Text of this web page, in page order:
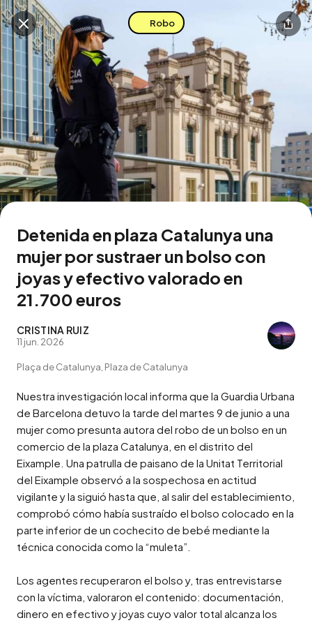
Descarga la app
Buscar en esta zona
Robo
Detenida en plaza Catalunya una
mujer por sustraer un bolso con
joyas y efectivo valorado en
21.700 euros
CRISTINA RUIZ
11 jun. 2026
Plaça de Catalunya, Plaza de Catalunya
Nuestra investigación local informa que la Guardia Urbana
de Barcelona detuvo la tarde del martes 9 de junio a una
mujer como presunta autora del robo de un bolso en un
comercio de la plaza Catalunya, en el distrito del
Eixample. Una patrulla de paisano de la Unitat Territorial
del Eixample observó a la sospechosa en actitud
vigilante y la siguió hasta que, al salir del establecimiento,
comprobó cómo había sustraído el bolso colocado en la
parte inferior de un cochecito de bebé mediante la
técnica conocida como la “muleta”.
Los agentes recuperaron el bolso y, tras entrevistarse
con la víctima, valoraron el contenido: documentación,
dinero en efectivo y joyas cuyo valor total alcanza los